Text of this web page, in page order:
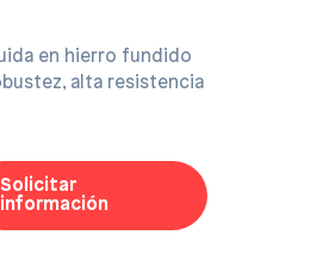
en hierro fundido
alta resistencia
Solicitar
información